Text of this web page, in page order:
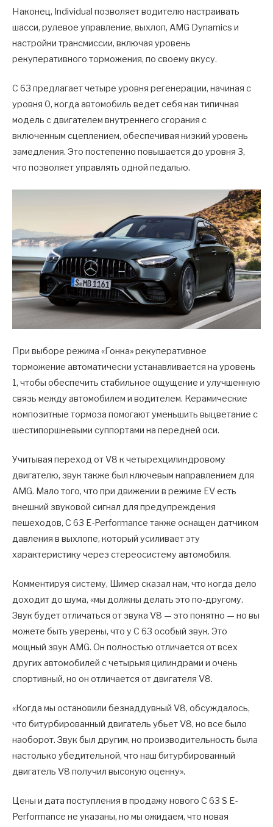
Наконец, Individual позволяет водителю настраивать
шасси, рулевое управление, выхлоп, AMG Dynamics и
настройки трансмиссии, включая уровень
рекуперативного торможения, по своему вкусу.
C 63 предлагает четыре уровня регенерации, начиная с
уровня 0, когда автомобиль ведет себя как типичная
модель с двигателем внутреннего сгорания с
включенным сцеплением, обеспечивая низкий уровень
замедления. Это постепенно повышается до уровня 3,
что позволяет управлять одной педалью.
При выборе режима «Гонка» рекуперативное
торможение автоматически устанавливается на уровень
1, чтобы обеспечить стабильное ощущение и улучшенную
связь между автомобилем и водителем. Керамические
композитные тормоза помогают уменьшить выцветание с
шестипоршневыми суппортами на передней оси.
Учитывая переход от V8 к четырехцилиндровому
двигателю, звук также был ключевым направлением для
AMG. Мало того, что при движении в режиме EV есть
внешний звуковой сигнал для предупреждения
пешеходов, C 63 E-Performance также оснащен датчиком
давления в выхлопе, который усиливает эту
характеристику через стереосистему автомобиля.
Комментируя систему, Шимер сказал нам, что когда дело
доходит до шума, «мы должны делать это по-другому.
Звук будет отличаться от звука V8 — это понятно — но вы
можете быть уверены, что у C 63 особый звук. Это
мощный звук AMG. Он полностью отличается от всех
других автомобилей с четырьмя цилиндрами и очень
спортивный, но он отличается от двигателя V8.
«Когда мы остановили безнаддувный V8, обсуждалось,
что битурбированный двигатель убьет V8, но все было
наоборот. Звук был другим, но производительность была
настолько убедительной, что наш битурбированный
двигатель V8 получил высокую оценку».
Цены и дата поступления в продажу нового C 63 S E-
Performance не указаны, но мы ожидаем, что новая